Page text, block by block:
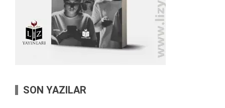
SON YAZILAR